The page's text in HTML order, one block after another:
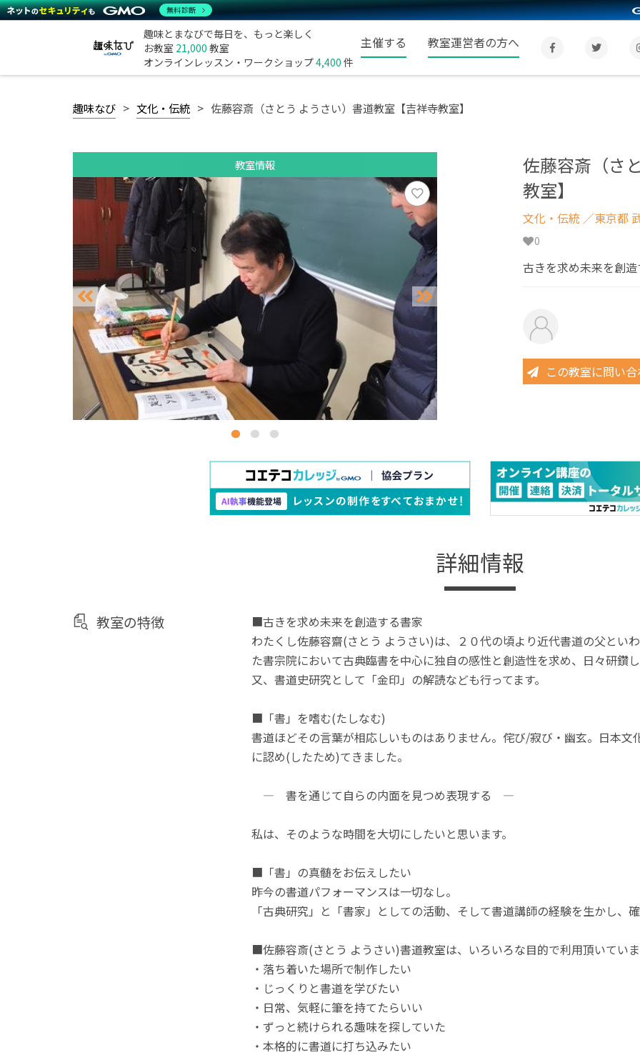
趣味とまなびで毎日を、もっと楽しく
お教室 21,000 教室
オンラインレッスン・ワークショップ4,400 件
主催する 教室運営者の方へ
趣味なび 文化・伝統 佐藤容斎（さとう ようさい）書道教室【吉祥寺教室】
教室情報
佐藤容斎（さ
教室】
文化・伝統 ／東京都
0
古きを求め未来を創
この教室に問い
詳細情報
教室の特徴
■古きを求め未来を創造する書家
わたくし佐藤容齋(さとう ようさい)は、２０代の頃より近代書道の父とい
た書宗院において古典臨書を中心に独自の感性と創造性を求め、日々研鑽
又、書道史研究として「金印」の解読なども行ってます。
■「書」を嗜む(たしなむ)
書道ほどその言葉が相応しいものはありません。侘び/寂び・幽玄。日本
に認め(したため)てきました。
― 書を通じて自らの内面を見つめ表現する ―
私は、そのような時間を大切にしたいと思います。
■「書」の真髄をお伝えしたい
昨今の書道パフォーマンスは一切なし。
「古典研究」と「書家」としての活動、そして書道講師の経験を生かし、
■佐藤容斎(さとう ようさい)書道教室は、いろいろな目的で利用頂いてい
・落ち着いた場所で制作したい
・じっくりと書道を学びたい
・日常、気軽に筆を持てたらいい
・ずっと続けられる趣味を探していた
・本格的に書道に打ち込みたい
無料診断